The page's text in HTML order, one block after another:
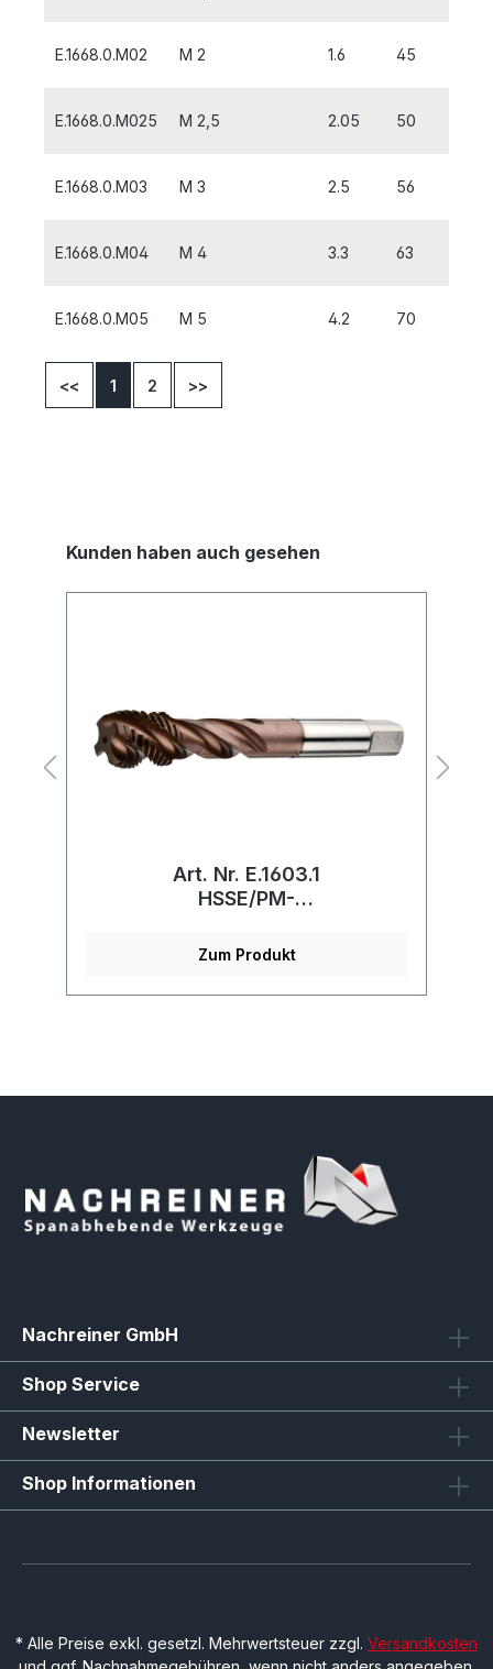
E.1668.0.M02 M 2 1.6 45
E.1668.0.M025 M 2,5 2.05 50
E.1668.0.M03 M 3 2.5 56
E.1668.0.M04 M 4 3.3 63
E.1668.0.M05 M 5 4.2 70
<< 1 2 >>
Kunden haben auch gesehen
Art. Nr. E.1603.1
HSSE/PM-
Zum Produkt
Nachreiner GmbH
Shop Service
Newsletter
Shop Informationen
* Alle Preise exkl. gesetzl. Mehrwertsteuer zzgl. Versandkosten